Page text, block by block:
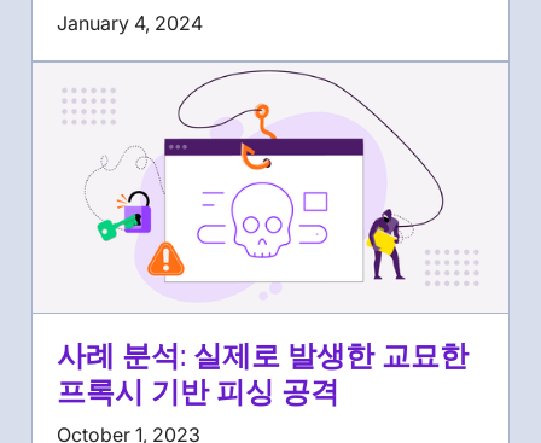
January 4, 2024
사례 분석: 실제로 발생한 교묘한
프록시 기반 피싱 공격
October 1, 2023